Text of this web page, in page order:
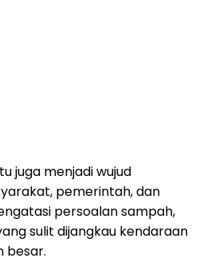
juga menjadi wujud
pemerintah, dan
persoalan sampah,
sulit dijangkau kendaraan
besar.